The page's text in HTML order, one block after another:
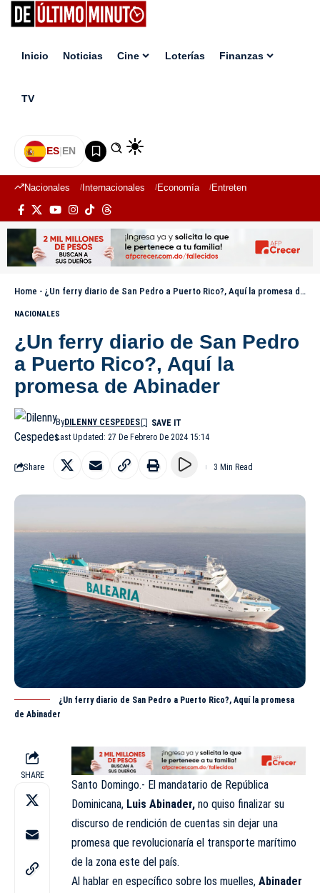
Inicio Noticias Cine Loterías Finanzas
TV
ES|EN
Nacionales Internacionales Economía Entretenimiento
Home - ¿Un ferry diario de San Pedro a Puerto Rico?, Aquí la promesa de Abinader
NACIONALES
¿Un ferry diario de San Pedro
a Puerto Rico?, Aquí la
promesa de Abinader
Last Updated: 27 De Febrero De 2024 15:14
ByDILENNY CESPEDES
Share 3 Min Read
¿Un ferry diario de San Pedro a Puerto Rico?, Aquí la promesa
de Abinader
SHARE
Santo Domingo.- El mandatario de República
Dominicana, Luis Abinader, no quiso finalizar su
discurso de rendición de cuentas sin dejar una
promesa que revolucionaría el transporte marítimo
de la zona este del país.
Al hablar en específico sobre los muelles, Abinader